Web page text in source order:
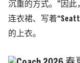
沉重的方式。”因
连衣裙、写着
的上衣。